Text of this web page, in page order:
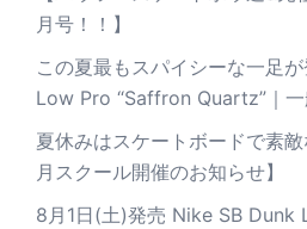
月号！！】
この夏最もスパイシーな一足
Low Pro “Saffron Quartz”｜一
夏休みはスケートボードで素
月スクール開催のお知らせ】
8月1日(土)発売 Nike SB Dunk